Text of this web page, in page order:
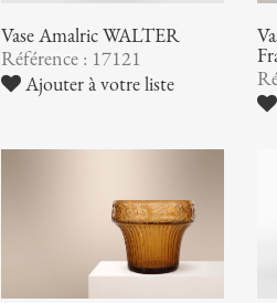
Vase Amalric WALTER
Référence : 17121
Ajouter à votre liste